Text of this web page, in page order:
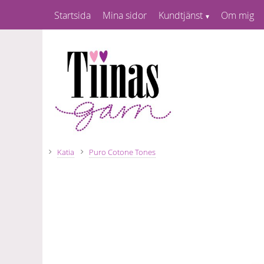
Startsida Mina sidor Kundtjänst Om mig
Katia Puro Cotone Tones